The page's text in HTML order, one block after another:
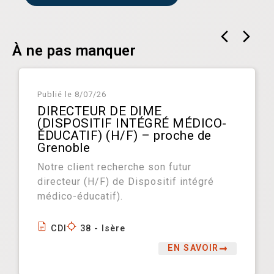
À ne pas manquer
Publié le 8/07/26
DIRECTEUR DE DIME
(DISPOSITIF INTÉGRÉ MÉDICO-
ÉDUCATIF) (H/F) – proche de
Grenoble
Notre client recherche son futur
directeur (H/F) de Dispositif intégré
médico-éducatif).
CDI
38 - Isère
EN SAVOIR